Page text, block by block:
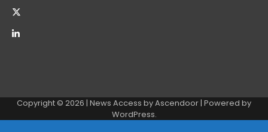
Copyright © 2026 | News Access byAscendoor| Powered by
WordPress.